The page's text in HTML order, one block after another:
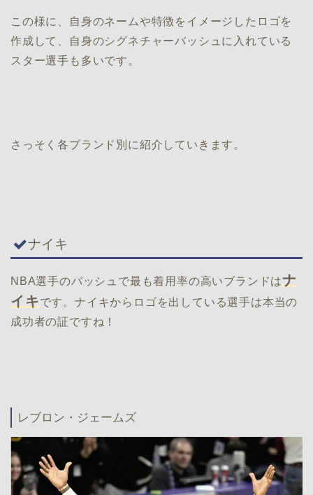
この様に、自身のネームや特徴をイメージしたロゴを
作成して、自身のシグネチャーバッシュに入れている
スター選手も多いです。
さっそく各ブランド別に紹介していきます。
ナイキ
NBA選手のバッシュで最も着用率の高いブランドはナ
イキです。ナイキからロゴを出している選手は本当の
成功者の証ですね！
レブロン・ジェームズ